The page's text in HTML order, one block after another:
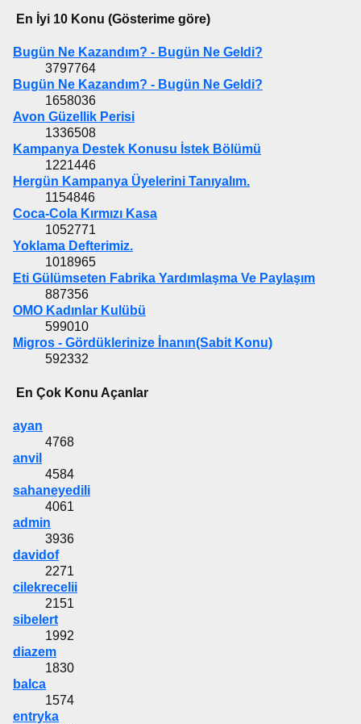
En İyi 10 Konu (Gösterime göre)
Bugün Ne Kazandım? - Bugün Ne Geldi?
3797764
Bugün Ne Kazandım? - Bugün Ne Geldi?
1658036
Avon Güzellik Perisi
1336508
Kampanya Destek Konusu İstek Bölümü
1221446
Hergün Kampanya Üyelerini Tanıyalım.
1154846
Coca-Cola Kırmızı Kasa
1052771
Yoklama Defterimiz.
1018965
Eti Gülümseten Fabrika Yardımlaşma Ve Paylaşım
887356
OMO Kadınlar Kulübü
599010
Migros - Gördüklerinize İnanın(Sabit Konu)
592332
En Çok Konu Açanlar
ayan
4768
anvil
4584
sahaneyedili
4061
admin
3936
davidof
2271
cilekrecelii
2151
sibelert
1992
diazem
1830
balca
1574
entryka